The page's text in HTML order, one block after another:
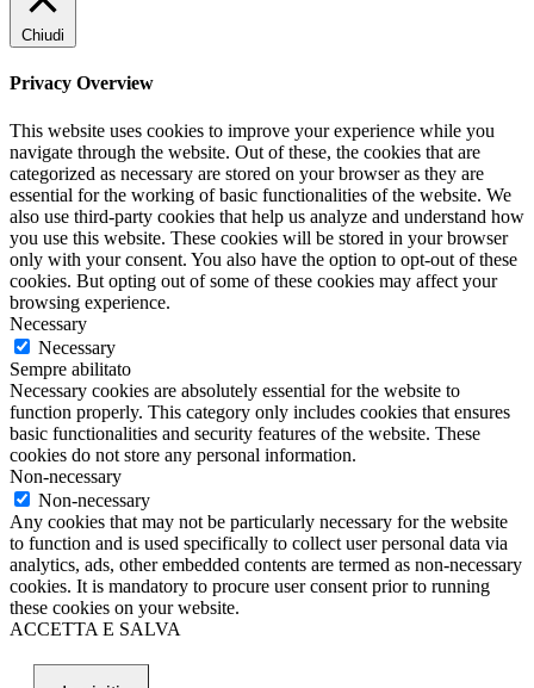
Chiudi
Privacy Overview
This website uses cookies to improve your experience while you
navigate through the website. Out of these, the cookies that are
categorized as necessary are stored on your browser as they are
essential for the working of basic functionalities of the website. We
also use third-party cookies that help us analyze and understand how
you use this website. These cookies will be stored in your browser
only with your consent. You also have the option to opt-out of these
cookies. But opting out of some of these cookies may affect your
browsing experience.
Necessary
Necessary
Sempre abilitato
Necessary cookies are absolutely essential for the website to
function properly. This category only includes cookies that ensures
basic functionalities and security features of the website. These
cookies do not store any personal information.
Non-necessary
Non-necessary
Any cookies that may not be particularly necessary for the website
to function and is used specifically to collect user personal data via
analytics, ads, other embedded contents are termed as non-necessary
cookies. It is mandatory to procure user consent prior to running
these cookies on your website.
ACCETTA E SALVA